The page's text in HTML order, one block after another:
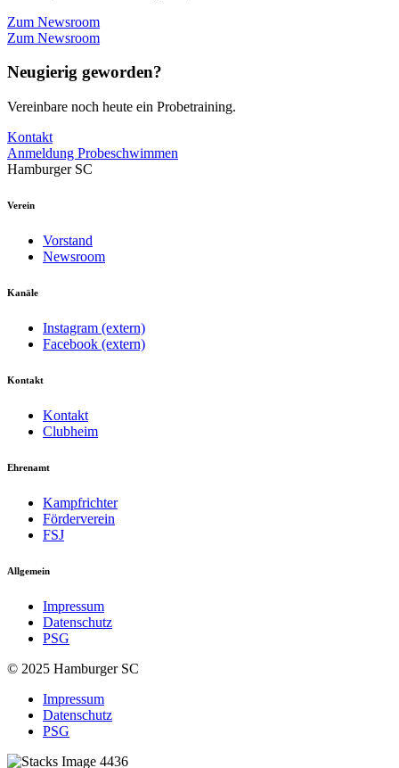
Zum Newsroom
Zum Newsroom
Neugierig geworden?
Vereinbare noch heute ein Probetraining.
Kontakt
Anmeldung Probeschwimmen
Hamburger SC
Verein
Vorstand
Newsroom
Kanäle
Instagram (extern)
Facebook (extern)
Kontakt
Kontakt
Clubheim
Ehrenamt
Kampfrichter
Förderverein
FSJ
Allgemein
Impressum
Datenschutz
PSG
© 2025 Hamburger SC
Impressum
Datenschutz
PSG